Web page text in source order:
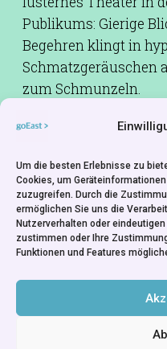
Um die besten Erlebnisse zu
Cookies, um
zuzugreifen. Durch die
ermöglichen Sie uns die
Nutzerverhalten oder
zustimmen oder Ihre
Funktionen und Features
Publikums: Gierige
Begehren klingt in
Schmatzgeräuschen
zum Schmunzeln.
Drehbuch:
Jan
Animation:Bedřich
Besetzung:Petr
Wilhelmová,Anna
Produktion:Jaromír
Company - Czech